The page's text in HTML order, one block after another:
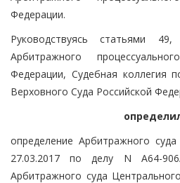
Федерации.
Руководствуясь статьями
Арбитражного
Федерации, Судебная коллегия
Верховного Суда Российской
определение Арбитражного
27.03.2017 по делу N А64-
Арбитражного суда